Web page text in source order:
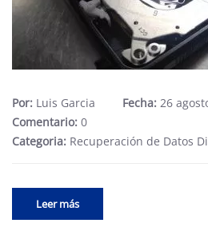
Por: Luis Garcia Fecha: 26
Comentario: 0
Categoria: Recuperación de Datos
Leer más